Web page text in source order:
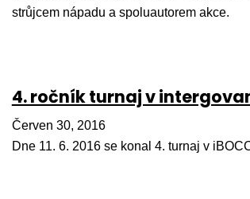
strůjcem nápadu a spoluautorem akce.
4. ročník turnaj v
Červen 30, 2016
Dne 11. 6. 2016 se konal 4. turnaj v